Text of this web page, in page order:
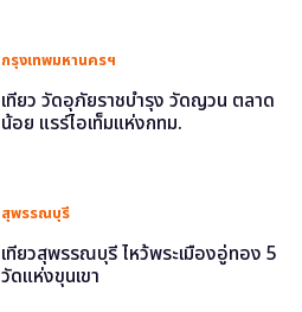
กรุงเทพมหานครฯ
เที่ยว วัดอุภัยราชบำรุง วัดญวน ตลาด
น้อย แรร์ไอเท็มแห่งกทม.
สุพรรณบุรี
เที่ยวสุพรรณบุรี ไหว้พระเมืองอู่ทอง 5
วัดแห่งขุนเขา